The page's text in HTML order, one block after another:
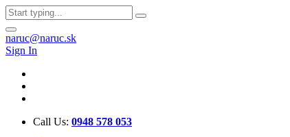
naruc@naruc.sk
Sign In
Call Us: 0948 578 053